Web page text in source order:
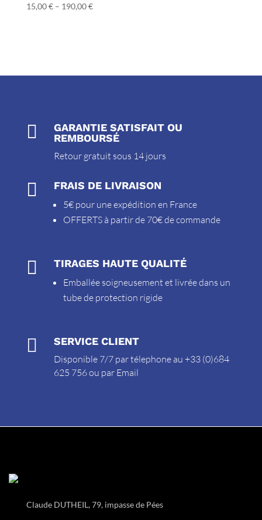
15,00€– 190,00€

GARANTIE SATISFAIT OU
REMBOURSÉ
Retour gratuit sous 14 jours
 FRAIS DE LIVRAISON
5€ pour une expédition en France
OFFERTS à partir de 70€ de commande
 TIRAGES HAUTE QUALITÉ
Emballée soigneusement et livrée dans un
tube de protection rigide
 SERVICE CLIENT
Disponible 7/7 par télephone au +33 (0)684
625 756 ou par Email
Claude DUTHEIL, 79, impasse de Pées